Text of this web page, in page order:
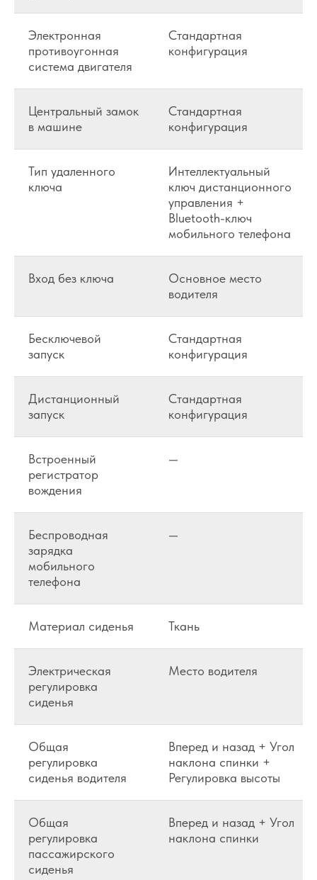
Электронная
противоугонная
система двигателя
Стандартная
конфигурация
Центральный замок
в машине
Стандартная
конфигурация
Тип удаленного
ключа
Интеллектуальный
ключ дистанционного
управления +
Bluetooth-ключ
мобильного телефона
Вход без ключа
Основное место
водителя
Бесключевой
запуск
Стандартная
конфигурация
Дистанционный
запуск
Стандартная
конфигурация
Встроенный
регистратор
вождения
—
Беспроводная
зарядка
мобильного
телефона
—
Материал сиденья Ткань
Электрическая
регулировка
сиденья
Место водителя
Общая
регулировка
сиденья водителя
Вперед и назад + Угол
наклона спинки +
Регулировка высоты
Общая
регулировка
пассажирского
сиденья
Вперед и назад + Угол
наклона спинки